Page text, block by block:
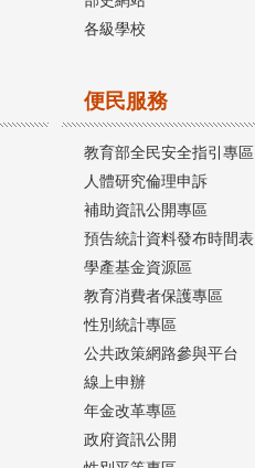
各級學校
便民服務
教育部全民安全指引專區
人體研究倫理申訴
補助資訊公開專區
預告統計資料發布時間表
學產基金資源區
教育消費者保護專區
性別統計專區
公共政策網路參與平台
線上申辦
年金改革專區
政府資訊公開